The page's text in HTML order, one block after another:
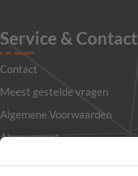
Service & Contact
Contact
Meest gestelde vragen
Algemene Voorwaarden
Abonnement